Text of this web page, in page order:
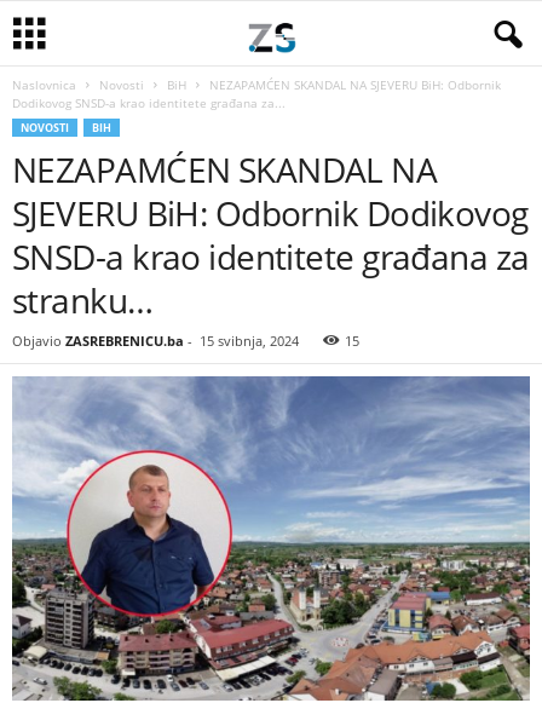
Naslovnica Novosti BiH
NEZAPAMĆEN SKANDAL NA SJEVERU BiH: Odbornik
Dodikovog SNSD-a krao identitete građana za...
NOVOSTI BIH
NEZAPAMĆEN SKANDAL NA
SJEVERU BiH: Odbornik Dodikovog
SNSD-a krao identitete građana za
stranku…
Objavio ZASREBRENICU.ba - 15 svibnja, 2024 15